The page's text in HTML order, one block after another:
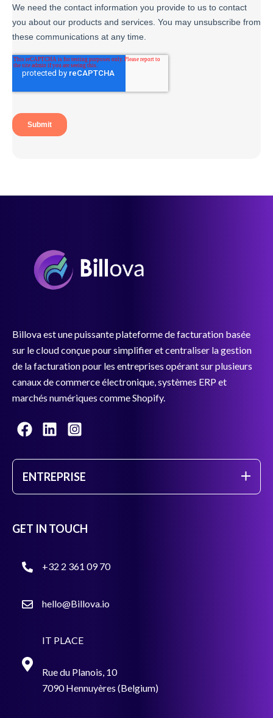
Billova est une puissante plateforme de facturation basée
sur le cloud conçue pour simplifier et centraliser la gestion
de la facturation pour les entreprises opérant sur plusieurs
canaux de commerce électronique, systèmes ERP et
marchés numériques comme Shopify.
ENTREPRISE
GET IN TOUCH
+32 2 361 09 70
hello@Billova.io
IT PLACE
Rue du Planois, 10
7090 Hennuyères (Belgium)